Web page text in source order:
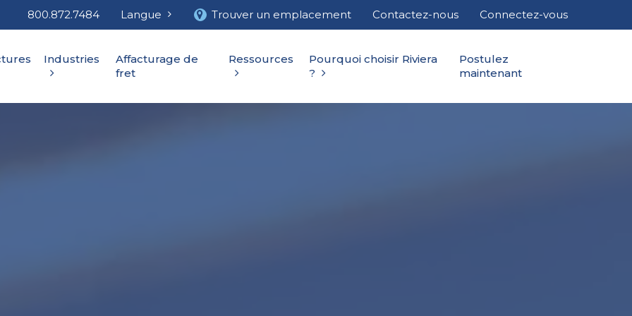
800.872.7484 Langue Trouver un emplacement Contactez-nous Connectez-vous
Industries
Affacturage de
fret
Ressources
Pourquoi choisir Riviera
?
Postulez
maintenant